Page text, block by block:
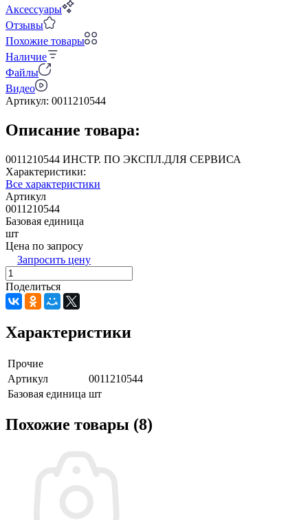
Аксессуары
Отзывы
Похожие товары
Наличие
Файлы
Видео
Артикул: 0011210544
Описание товара:
0011210544 ИНСТР. ПО ЭКСПЛ.ДЛЯ СЕРВИСА
Характеристики:
Все характеристики
Артикул
0011210544
Базовая единица
шт
Цена по запросу
Запросить цену
Поделиться
Характеристики
Прочие
Артикул
0011210544
Базовая единица шт
Похожие товары (8)